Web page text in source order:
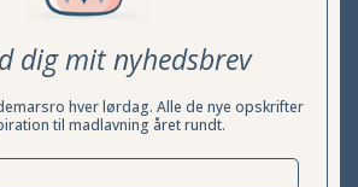
dig mit nyhedsbrev
hver lørdag. Alle de nye opskrifter
til madlavning året rundt.